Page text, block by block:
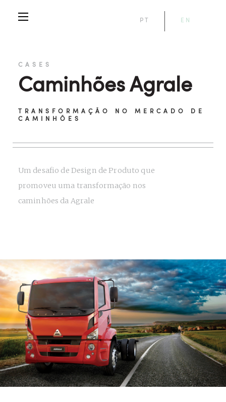
PT EN
CASES
Caminhões Agrale
TRANSFORMAÇÃO NO MERCADO DE
CAMINHÕES
Um desafio de Design de Produto que
promoveu uma transformação nos
caminhões da Agrale